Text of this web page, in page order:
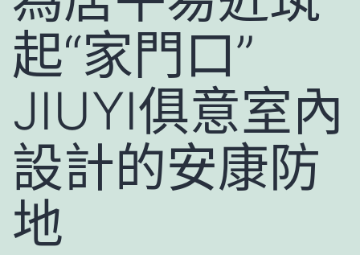
起“家門口”
JIUYI俱意室內
設計的安康防
地